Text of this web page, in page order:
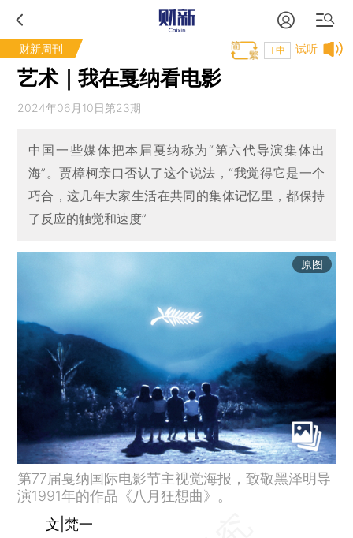
财新周刊 试听
T中
艺术｜我在戛纳看电影
2024年06月10日第23期
中国一些媒体把本届戛纳称为“第六代导演集体出
海”。贾樟柯亲口否认了这个说法，“我觉得它是一个
巧合，这几年大家生活在共同的集体记忆里，都保持
了反应的触觉和速度”
原图
第77届戛纳国际电影节主视觉海报，致敬黑泽明导
演1991年的作品《八月狂想曲》。
文|梵一